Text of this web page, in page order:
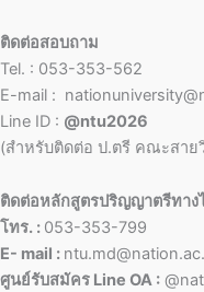
ติดต่อสอบถาม
Tel. : 053-353-562
E-mail :
Line ID : @ntu2026
(สำหรับติดต่อ ป.ตรี คณะสา
ติดต่อหลักสูตรปริญญาตรีทา
โทร. : 053-353-799
E- mail :
ศูนย์รับสมัคร Line OA :